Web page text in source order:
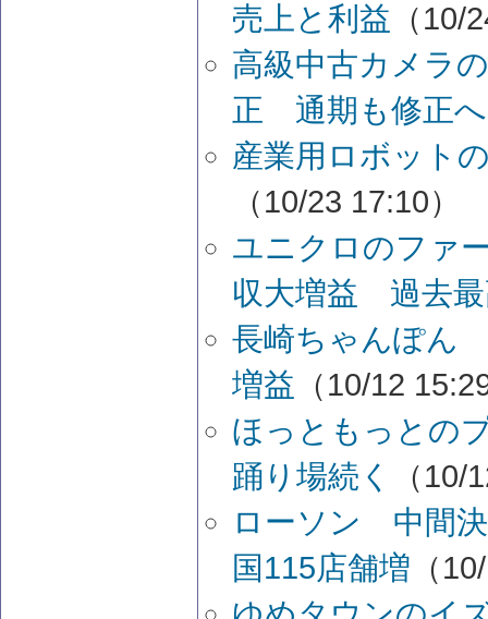
売上と利益 （10/
高級中古カメラ
正 通期も修正へ
産業用ロボット
（10/23 17:10）
ユニクロのファ
収大増益 過去最
長崎ちゃんぽ
増益 （10/12
ほっともっと
踊り場続く
（10/
ローソン 中間
国115店舗増 （